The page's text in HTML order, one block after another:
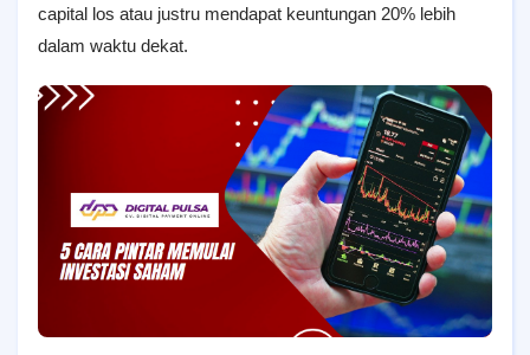
capital los atau justru mendapat keuntungan 20% lebih
dalam waktu dekat.